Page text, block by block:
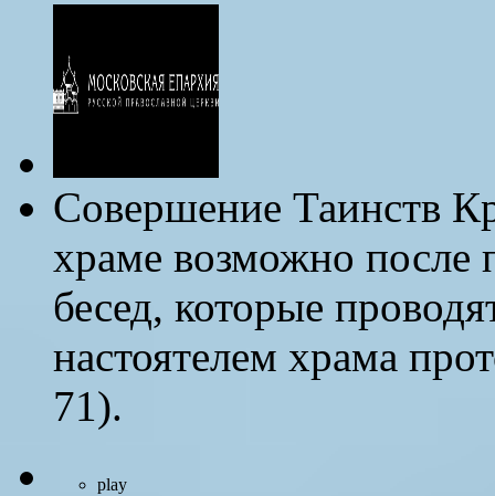
Совершение Таинств
храме возможно после
бесед, которые
настоятелем храма
71).
play